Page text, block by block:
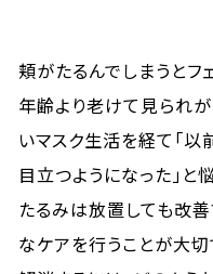
頬がたるんでしまうとフ
年齢より老けて見られ
いマスク生活を経て「
目立つようになった」と
たるみは放置しても改
なケアを行うことが大切